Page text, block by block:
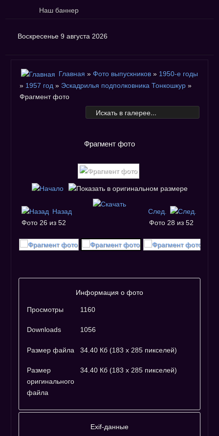
Наш баннер
Воскресенье 9 августа 2026
Главная » Фото выпускников» 1950-е годы
» 1957 год » Эскадрилья подполковника Тонкошкур»
Фрагмент фото
Фрагмент фото
Назад
Фото 26 из 52
След.
Фото 28 из 52
Информация о фото
Просмотры 1160
Downloads 1056
Размер файла 34.40 Кб (183 x 285 пикселей)
Размер
оригинального
файла
34.40 Кб (183 x 285 пикселей)
Exif-данные